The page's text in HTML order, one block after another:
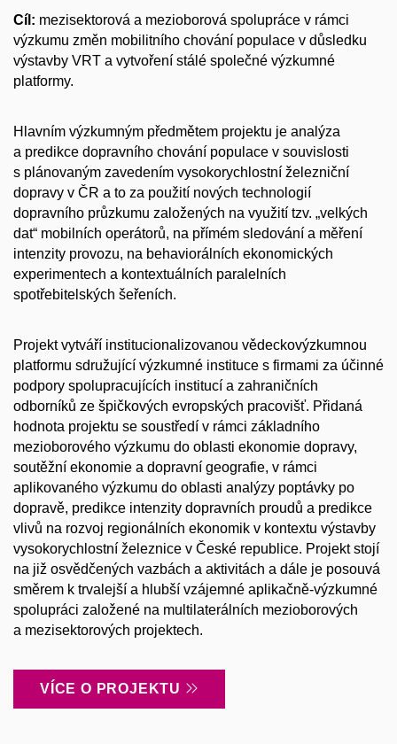
Cíl: mezisektorová a mezioborová spolupráce v rámci
výzkumu změn mobilitního chování populace v důsledku
výstavby VRT a vytvoření stálé společné výzkumné
platformy.
Hlavním výzkumným předmětem projektu je analýza
a predikce dopravního chování populace v souvislosti
s plánovaným zavedením vysokorychlostní železniční
dopravy v ČR a to za použití nových technologií
dopravního průzkumu založených na využití tzv. „velkých
dat“ mobilních operátorů, na přímém sledování a měření
intenzity provozu, na behaviorálních ekonomických
experimentech a kontextuálních paralelních
spotřebitelských šeřeních.
Projekt vytváří institucionalizovanou vědeckovýzkumnou
platformu sdružující výzkumné instituce s firmami za účinné
podpory spolupracujících institucí a zahraničních
odborníků ze špičkových evropských pracovišť. Přidaná
hodnota projektu se soustředí v rámci základního
mezioborového výzkumu do oblasti ekonomie dopravy,
soutěžní ekonomie a dopravní geografie, v rámci
aplikovaného výzkumu do oblasti analýzy poptávky po
dopravě, predikce intenzity dopravních proudů a predikce
vlivů na rozvoj regionálních ekonomik v kontextu výstavby
vysokorychlostní železnice v České republice. Projekt stojí
na již osvědčených vazbách a aktivitách a dále je posouvá
směrem k trvalejší a hlubší vzájemné aplikačně-výzkumné
spolupráci založené na multilaterálních mezioborových
a mezisektorových projektech.
VÍCE O PROJEKTU